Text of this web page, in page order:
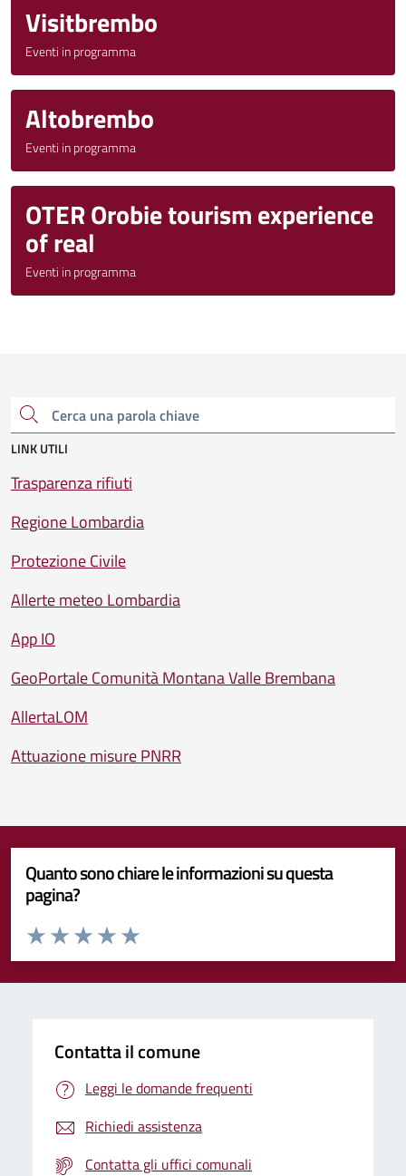
Visitbrembo
Eventi in programma
Altobrembo
Eventi in programma
OTER Orobie tourism experience
of real
Eventi in programma
Cerca una parola chiave
LINK UTILI
Trasparenza rifiuti
Regione Lombardia
Protezione Civile
Allerte meteo Lombardia
App IO
GeoPortale Comunità Montana Valle Brembana
AllertaLOM
Attuazione misure PNRR
Quanto sono chiare le informazioni su questa
pagina?
Valuta da 1 a 5 stelle la pagina
Contatta il comune
Leggi le domande frequenti
Richiedi assistenza
Contatta gli uffici comunali